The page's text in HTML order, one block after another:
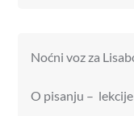
Noćni voz za
O pisanju –